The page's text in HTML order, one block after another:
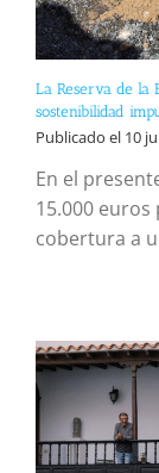
La Reserva de la
sostenibilidad
Publicado el 10
En el
15.000
cobertura a